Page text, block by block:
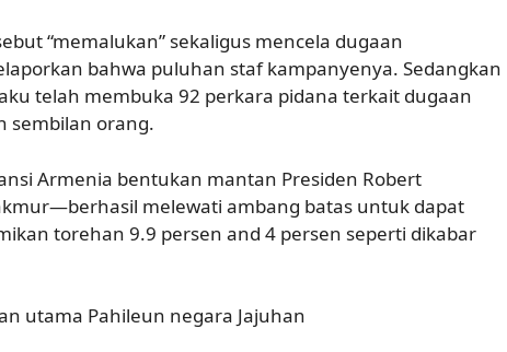
“memalukan” sekaligus mencela dugaan
bahwa puluhan staf kampanyenya. Sedangkan
telah membuka 92 perkara pidana terkait dugaan
sembilan orang.
Armenia bentukan mantan Presiden Robert
melewati ambang batas untuk dapat
torehan 9.9 persen and 4 persen seperti dikabar
utama Pahileun negara Jajuhan